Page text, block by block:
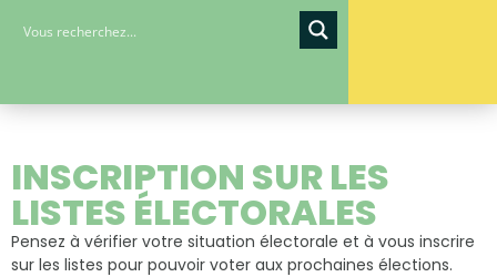
INSCRIPTION SUR LES
LISTES ÉLECTORALES
Pensez à vérifier votre situation électorale et à vous inscrire
sur les listes pour pouvoir voter aux prochaines élections.